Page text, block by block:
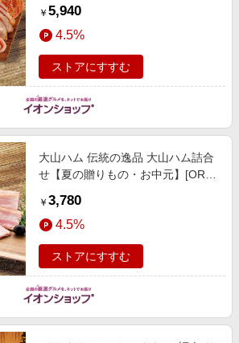
￥ 5,940
4.5%
ストアにすすむ
大山ハム 伝統の逸品 大山ハム詰合
せ【夏の贈りもの・お中元】[OR-
￥ 3,780
4.5%
ストアにすすむ